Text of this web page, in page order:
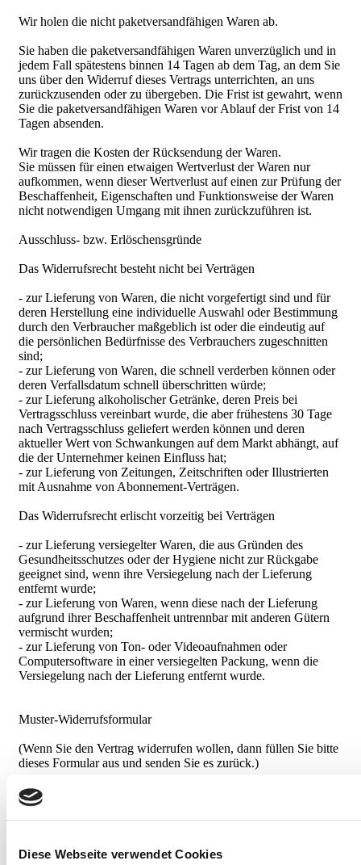
Diese Webseite verwendet Cookies
Wir holen die nicht paketversandfähigen Waren ab.
Sie haben die paketversandfähigen Waren unverzüglich und in
jedem Fall spätestens binnen 14 Tagen ab dem Tag, an dem Sie
uns über den Widerruf dieses Vertrags unterrichten, an uns
zurückzusenden oder zu übergeben. Die Frist ist gewahrt, wenn
Sie die paketversandfähigen Waren vor Ablauf der Frist von 14
Tagen absenden.
Wir tragen die Kosten der Rücksendung der Waren.
Sie müssen für einen etwaigen Wertverlust der Waren nur
aufkommen, wenn dieser Wertverlust auf einen zur Prüfung der
Beschaffenheit, Eigenschaften und Funktionsweise der Waren
nicht notwendigen Umgang mit ihnen zurückzuführen ist.
Ausschluss- bzw. Erlöschensgründe
Das Widerrufsrecht besteht nicht bei Verträgen
- zur Lieferung von Waren, die nicht vorgefertigt sind und für
deren Herstellung eine individuelle Auswahl oder Bestimmung
durch den Verbraucher maßgeblich ist oder die eindeutig auf
die persönlichen Bedürfnisse des Verbrauchers zugeschnitten
sind;
- zur Lieferung von Waren, die schnell verderben können oder
deren Verfallsdatum schnell überschritten würde;
- zur Lieferung alkoholischer Getränke, deren Preis bei
Vertragsschluss vereinbart wurde, die aber frühestens 30 Tage
nach Vertragsschluss geliefert werden können und deren
aktueller Wert von Schwankungen auf dem Markt abhängt, auf
die der Unternehmer keinen Einfluss hat;
- zur Lieferung von Zeitungen, Zeitschriften oder Illustrierten
mit Ausnahme von Abonnement-Verträgen.
Das Widerrufsrecht erlischt vorzeitig bei Verträgen
- zur Lieferung versiegelter Waren, die aus Gründen des
Gesundheitsschutzes oder der Hygiene nicht zur Rückgabe
geeignet sind, wenn ihre Versiegelung nach der Lieferung
entfernt wurde;
- zur Lieferung von Waren, wenn diese nach der Lieferung
aufgrund ihrer Beschaffenheit untrennbar mit anderen Gütern
vermischt wurden;
- zur Lieferung von Ton- oder Videoaufnahmen oder
Computersoftware in einer versiegelten Packung, wenn die
Versiegelung nach der Lieferung entfernt wurde.
Muster-Widerrufsformular
(Wenn Sie den Vertrag widerrufen wollen, dann füllen Sie bitte
dieses Formular aus und senden Sie es zurück.)
- An computerwerk LR GmbH, An der Bachlänge 1a, 99734
Nordhausen, E-Mail-Adresse: info@computerwerk.de :
abgeschlossenen Vertrag über den Kauf der folgenden Waren